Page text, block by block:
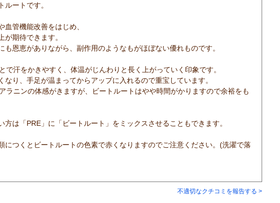
ルートです。
血管機能改善をはじめ、
期待できます。
恩恵がありながら、副作用のようなもがほぼない優れものです。
で汗をかきやすく、体温がじんわりと長く上がっていく印象です。
なり、手足が温まってからアップに入れるので重宝しています。
ラニンの体感がきますが、ビートルートはやや時間がかりますので余裕をも
は「PRE」に「ビートルート」をミックスさせることもできます。
つくとビートルートの色素で赤くなりますのでご注意ください。(洗濯で落
不適切なクチコミを報告する >